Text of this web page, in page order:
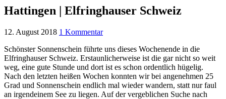
Hattingen | Elfringhauser Schweiz
12. August 2018 1 Kommentar
Schönster Sonnenschein führte uns dieses Wochenende in die
Elfringhauser Schweiz. Erstaunlicherweise ist die gar nicht so weit
weg, eine gute Stunde und dort ist es schon ordentlich hügelig.
Nach den letzten heißen Wochen konnten wir bei angenehmen 25
Grad und Sonnenschein endlich mal wieder wandern, statt nur faul
an irgendeinem See zu liegen. Auf der vergeblichen Suche nach